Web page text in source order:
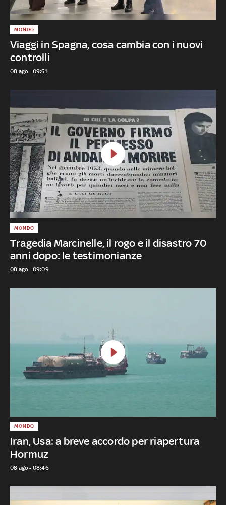
Viaggi in Spagna, cosa cambia con i nuovi
controlli
MONDO
08 ago - 09:51
Tragedia Marcinelle, il rogo e il disastro 70
anni dopo: le testimonianze
MONDO
08 ago - 09:09
Iran, Usa: a breve accordo per riapertura
Hormuz
MONDO
08 ago - 08:46